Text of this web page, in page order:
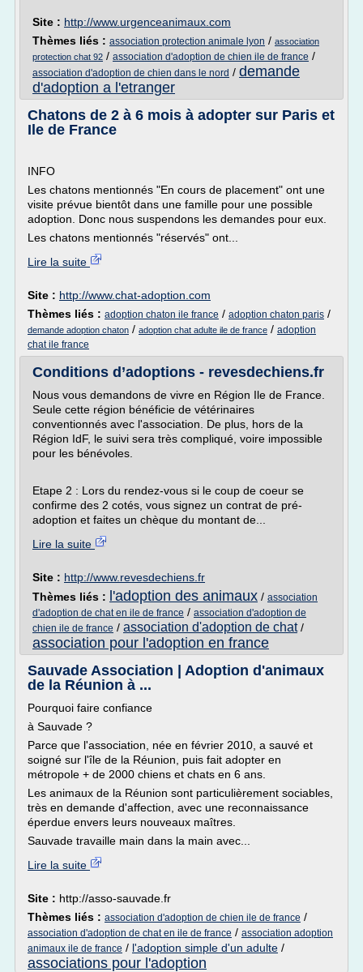
Site : http://www.urgenceanimaux.com
Thèmes liés : association protection animale lyon / association
protection chat 92 / association d'adoption de chien ile de france /
association d'adoption de chien dans le nord / demande
d'adoption a l'etranger
Chatons de 2 à 6 mois à adopter sur Paris et
Ile de France
INFO
Les chatons mentionnés "En cours de placement" ont une
visite prévue bientôt dans une famille pour une possible
adoption. Donc nous suspendons les demandes pour eux.
Les chatons mentionnés "réservés" ont...
Lire la suite
Site : http://www.chat-adoption.com
Thèmes liés : adoption chaton ile france / adoption chaton paris /
demande adoption chaton / adoption chat adulte ile de france / adoption
chat ile france
Conditions d’adoptions - revesdechiens.fr
Nous vous demandons de vivre en Région Ile de France.
Seule cette région bénéficie de vétérinaires
conventionnés avec l'association. De plus, hors de la
Région IdF, le suivi sera très compliqué, voire impossible
pour les bénévoles.
Etape 2 : Lors du rendez-vous si le coup de coeur se
confirme des 2 cotés, vous signez un contrat de pré-
adoption et faites un chèque du montant de...
Lire la suite
Site : http://www.revesdechiens.fr
Thèmes liés :
l'adoption des animaux / association
d'adoption de chat en ile de france / association d'adoption de
chien ile de france / association d'adoption de chat/
association pour l'adoption en france
Sauvade Association | Adoption d'animaux
de la Réunion à ...
Pourquoi faire confiance
à Sauvade ?
Parce que l'association, née en février 2010, a sauvé et
soigné sur l'île de la Réunion, puis fait adopter en
métropole + de 2000 chiens et chats en 6 ans.
Les animaux de la Réunion sont particulièrement sociables,
très en demande d'affection, avec une reconnaissance
éperdue envers leurs nouveaux maîtres.
Sauvade travaille main dans la main avec...
Lire la suite
Site : http://asso-sauvade.fr
Thèmes liés : association d'adoption de chien ile de france /
association d'adoption de chat en ile de france / association adoption
animaux ile de france / l'adoption simple d'un adulte /
associations pour l'adoption